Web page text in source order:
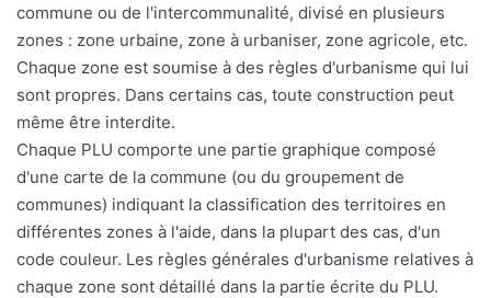
commune ou de l'intercommunalité, divisé en plusieurs
zones : zone urbaine, zone à urbaniser, zone agricole, etc.
Chaque zone est soumise à des règles d'urbanisme qui lui
sont propres. Dans certains cas, toute construction peut
même être interdite.
Chaque PLU comporte une partie graphique composé
d'une carte de la commune (ou du groupement de
communes) indiquant la classification des territoires en
différentes zones à l'aide, dans la plupart des cas, d'un
code couleur. Les règles générales d'urbanisme relatives à
chaque zone sont détaillé dans la partie écrite du PLU.